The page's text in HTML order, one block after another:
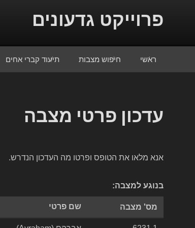
פרוייקט גדעונים
ראשי חיפוש מצבות תיעוד קברי אחים
עדכון פרטי מצבה
אנא מלאו את הטופס ופרטו מה העדכון הנדרש.
בנוגע למצבה:
מס' מצבה שם פרטי